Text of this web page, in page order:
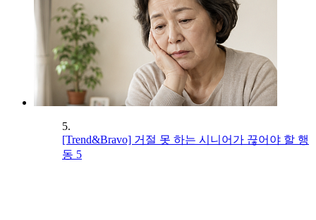
5.
[Trend&Bravo] 거절 못 하는 시니어가 끊어야 할 행
동 5